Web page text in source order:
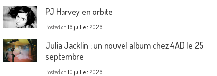
PJ Harvey en orbite
Posted on 16 juillet 2026
Julia Jacklin : un nouvel album chez 4AD le 25
septembre
Posted on 10 juillet 2026